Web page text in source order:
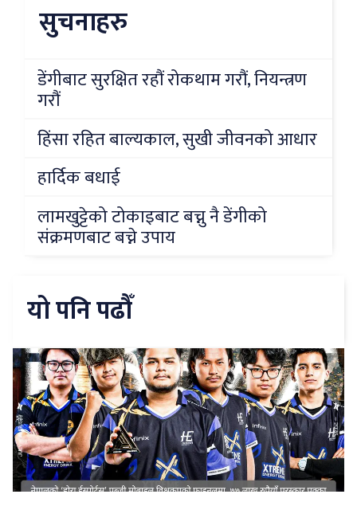
सुचनाहरु
डेंगीबाट सुरक्षित रहौं रोकथाम गरौं, नियन्त्रण
गरौं
हिंसा रहित बाल्यकाल, सुखी जीवनको आधार
हार्दिक बधाई
लामखुट्टेको टोकाइबाट बच्नु नै डेंगीको
संक्रमणबाट बच्ने उपाय
यो पनि पढौँ